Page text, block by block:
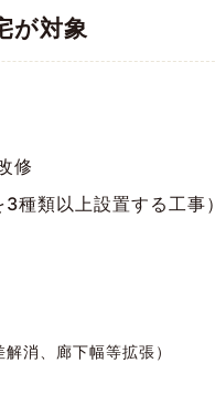
が対象
修
3種類以上設置する工事）
解消、廊下幅等拡張）